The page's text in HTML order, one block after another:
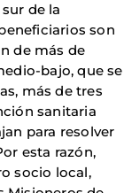
de la
son
de más de
bajo, que se
más de tres
sanitaria
para resolver
esta razón,
socio local,